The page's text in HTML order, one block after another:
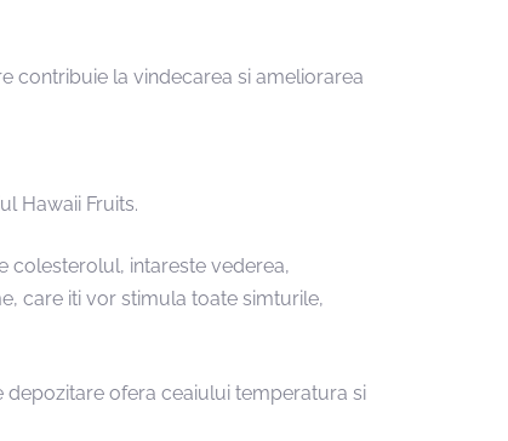
contribuie la vindecarea si ameliorarea
Hawaii Fruits.
colesterolul, intareste vederea,
care iti vor stimula toate simturile,
depozitare ofera ceaiului temperatura si